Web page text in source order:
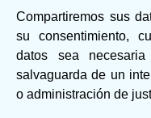
Compartiremos sus
su consentimiento,
datos sea
salvaguarda de un
o administración de